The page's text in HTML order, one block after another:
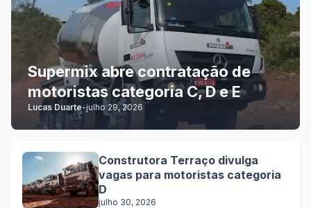
Supermix abre contratação de
motoristas categoria C, D e E
Lucas Duarte-julho 29, 2026
Construtora Terraço divulga
vagas para motoristas categoria
D
julho 30, 2026